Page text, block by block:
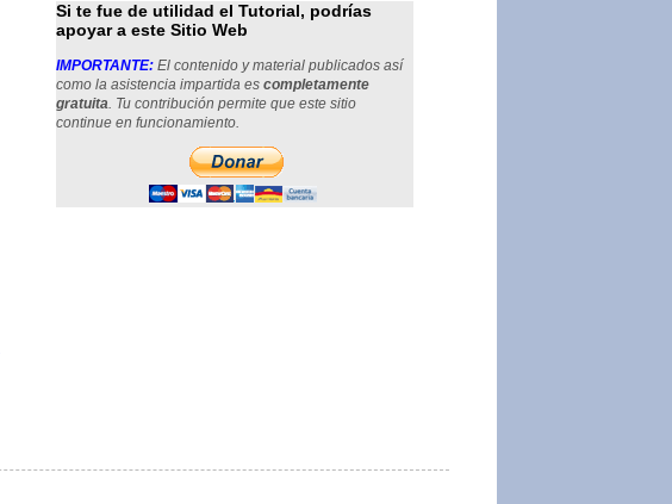
Si te fue de utilidad el Tutorial, podrías
apoyar a este Sitio Web
IMPORTANTE: El contenido y material publicados así
como la asistencia impartida es completamente
gratuita. Tu contribución permite que este sitio
continue en funcionamiento.